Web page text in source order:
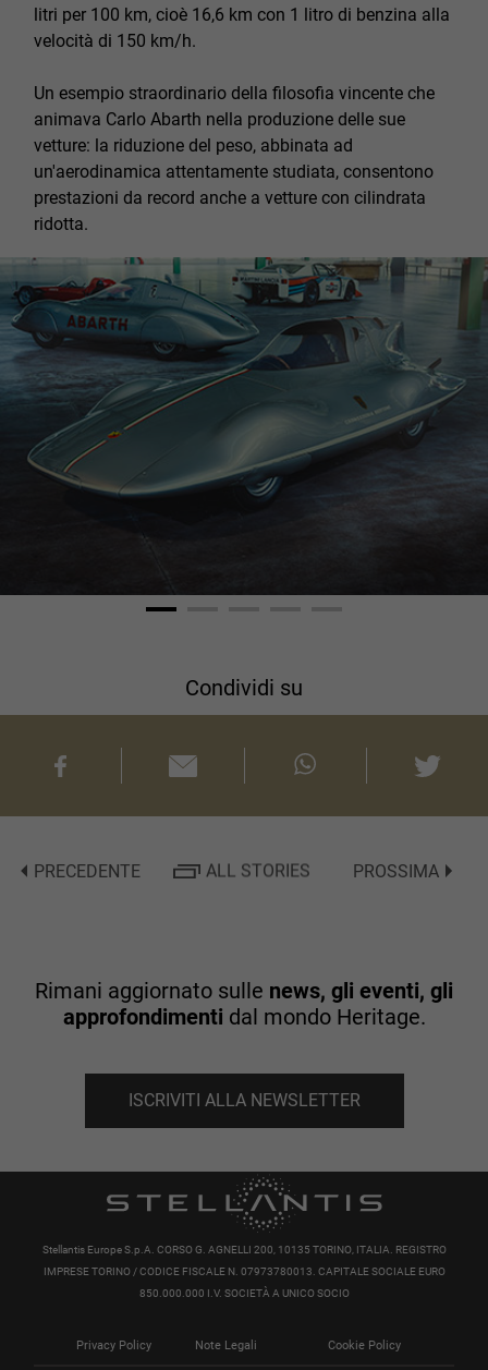
litri per 100 km, cioè 16,6 km con 1 litro di benzina alla
velocità di 150 km/h.
Un esempio straordinario della filosofia vincente che
animava Carlo Abarth nella produzione delle sue
vetture: la riduzione del peso, abbinata ad
un'aerodinamica attentamente studiata, consentono
prestazioni da record anche a vetture con cilindrata
ridotta.
Condividi su
PRECEDENTE ALL STORIES PROSSIMA
Rimani aggiornato sulle news, gli eventi, gli
approfondimenti dal mondo Heritage.
ISCRIVITI ALLA NEWSLETTER
Stellantis Europe S.p.A. CORSO G. AGNELLI 200, 10135 TORINO, ITALIA. REGISTRO
IMPRESE TORINO / CODICE FISCALE N. 07973780013. CAPITALE SOCIALE EURO
850.000.000 I.V. SOCIETÀ A UNICO SOCIO
Privacy Policy Note Legali Cookie Policy